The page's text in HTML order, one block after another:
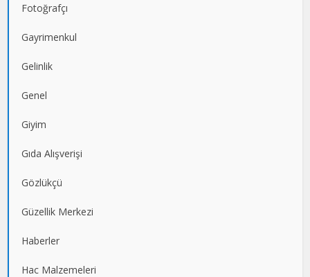
Fotoğrafçı
Gayrimenkul
Gelinlik
Genel
Giyim
Gıda Alışverişi
Gözlükçü
Güzellik Merkezi
Haberler
Hac Malzemeleri